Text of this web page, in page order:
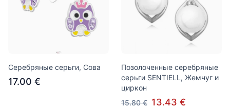
Серебряные серьги, Сова
17.00 €
Позолоченные серебряные
серьги SENTIELL, Жемчуг и
циркон
15.80 € 13.43 €